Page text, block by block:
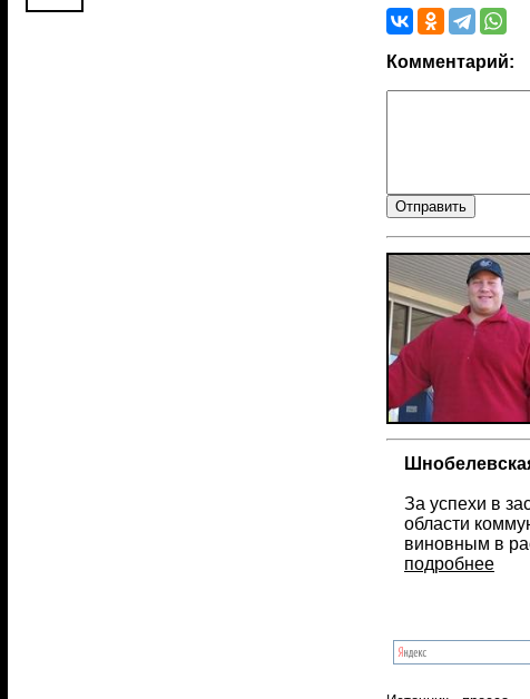
Комментарий:
За успехи в
области
виновным в
подробнее